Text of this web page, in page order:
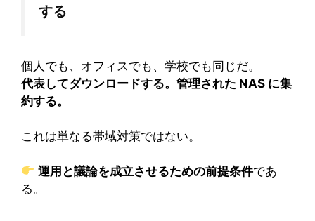
する
個人でも、オフィスでも、学校でも同じだ。
代表してダウンロードする。管理された NAS に集
約する。
これは単なる帯域対策ではない。
運用と議論を成立させるための前提条件であ
る。